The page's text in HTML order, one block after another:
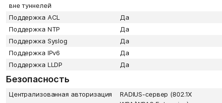
вне туннелей
Поддержка ACL
Да
Поддержка NTP
Да
Поддержка Syslog
Да
Поддержка IPv6
Да
Поддержка LLDP
Да
Безопасность
Централизованная авторизация
RADIUS-сервер (802.1X